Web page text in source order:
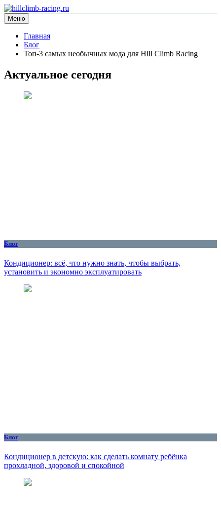
Перейти
к
содержимому
hillclimb-racing.ru
информационный сайт
Меню
Главная
Блог
Топ-3 самых необычных мода для Hill Climb Racing
Актуальное сегодня
Блог
Кондиционер: всё, что нужно знать, чтобы выбрать,
установить и экономно эксплуатировать
Блог
Кондиционер в детскую: как сделать комнату ребёнка
прохладной, здоровой и спокойной